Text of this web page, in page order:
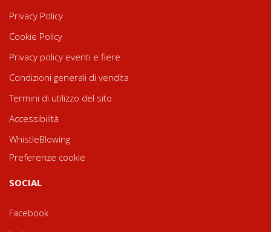
Privacy Policy
Cookie Policy
Privacy policy eventi e fiere
Condizioni generali di vendita
Termini di utilizzo del sito
Accessibilità
WhistleBlowing
Preferenze cookie
SOCIAL
Facebook